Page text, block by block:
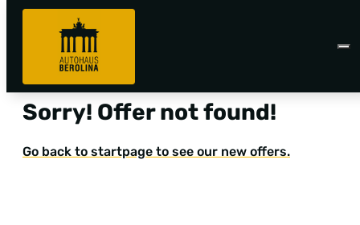
Sorry! Offer not found!
Go back to startpage to see our new offers.